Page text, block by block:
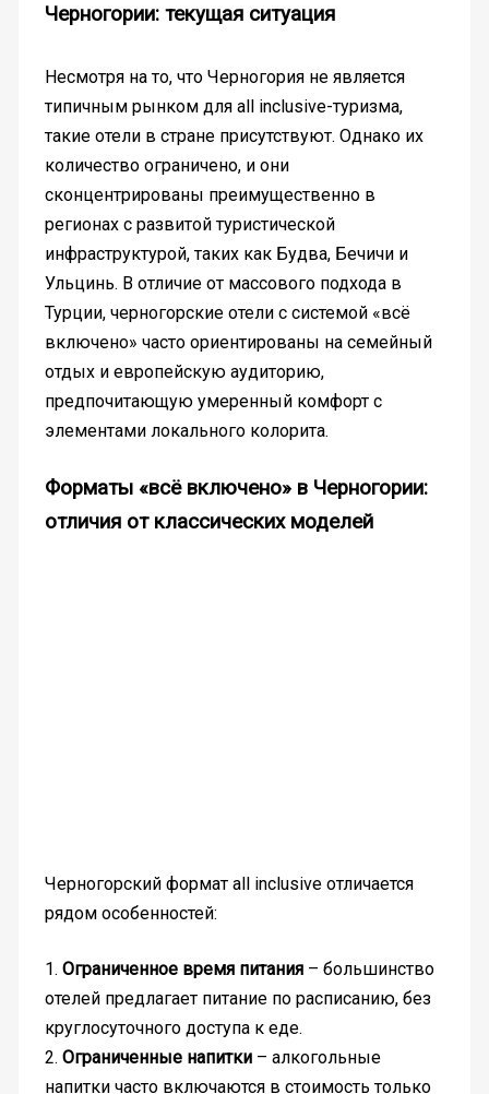
Черногории: текущая ситуация
Несмотря на то, что Черногория не является
типичным рынком для all inclusive-туризма,
такие отели в стране присутствуют. Однако их
количество ограничено, и они
сконцентрированы преимущественно в
регионах с развитой туристической
инфраструктурой, таких как Будва, Бечичи и
Ульцинь. В отличие от массового подхода в
Турции, черногорские отели с системой «всё
включено» часто ориентированы на семейный
отдых и европейскую аудиторию,
предпочитающую умеренный комфорт с
элементами локального колорита.
Форматы «всё включено» в Черногории:
отличия от классических моделей
Черногорский формат all inclusive отличается
рядом особенностей:
1. Ограниченное время питания– большинство
отелей предлагает питание по расписанию, без
круглосуточного доступа к еде.
2. Ограниченные напитки– алкогольные
напитки часто включаются в стоимость только